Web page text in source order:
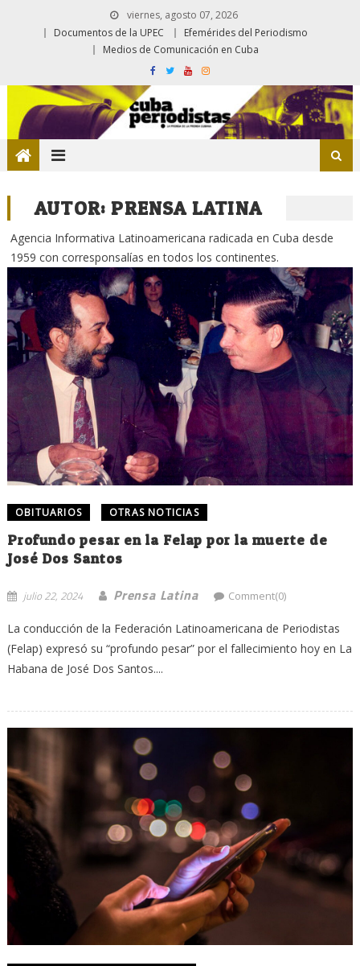
viernes, agosto 07, 2026
Documentos de la UPEC
Efemérides del Periodismo
Medios de Comunicación en Cuba
AUTOR:PRENSA LATINA
Agencia Informativa Latinoamericana radicada en Cuba desde
1959 con corresponsalías en todos los continentes.
OBITUARIOS OTRAS NOTICIAS
Profundo pesar en la Felap por la muerte de
José Dos Santos
julio 22, 2024 Prensa Latina Comment(0)
La conducción de la Federación Latinoamericana de Periodistas
(Felap) expresó su “profundo pesar” por el fallecimiento hoy en La
Habana de José Dos Santos....